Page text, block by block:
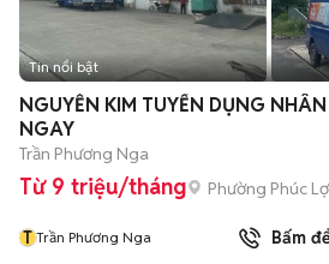
Tin nổi bật
NGUYỄN KIM TUYỂN DỤNG
NGAY
Trần Phương Nga
Từ 9 triệu/tháng Phường Phúc
T Trần Phương Nga Bấm